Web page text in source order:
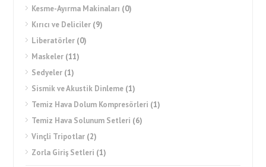
Kesme-Ayırma Makinaları (0)
Kırıcı ve Deliciler (9)
Liberatörler (0)
Maskeler (11)
Sedyeler (1)
Sismik ve Akustik Dinleme (1)
Temiz Hava Dolum Kompresörleri (1)
Temiz Hava Solunum Setleri (6)
Vinçli Tripotlar (2)
Zorla Giriş Setleri (1)